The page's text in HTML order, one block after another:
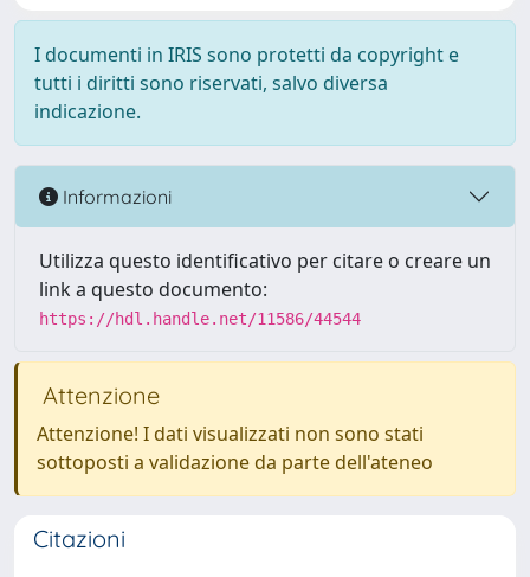
I documenti in IRIS sono protetti da copyright e
tutti i diritti sono riservati, salvo diversa
indicazione.
Informazioni
Utilizza questo identificativo per citare o creare un
link a questo documento:
https://hdl.handle.net/11586/44544
Attenzione
Attenzione! I dati visualizzati non sono stati
sottoposti a validazione da parte dell'ateneo
Citazioni